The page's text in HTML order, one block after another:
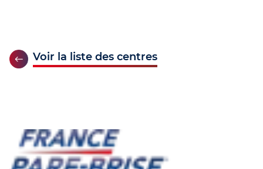
Voir la liste des centres